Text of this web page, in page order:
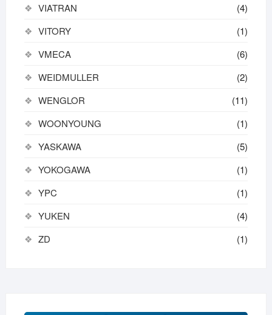
VIATRAN
(4)
VITORY
(1)
VMECA
(6)
WEIDMULLER
(2)
WENGLOR
(11)
WOONYOUNG
(1)
YASKAWA
(5)
YOKOGAWA
(1)
YPC
(1)
YUKEN
(4)
ZD
(1)